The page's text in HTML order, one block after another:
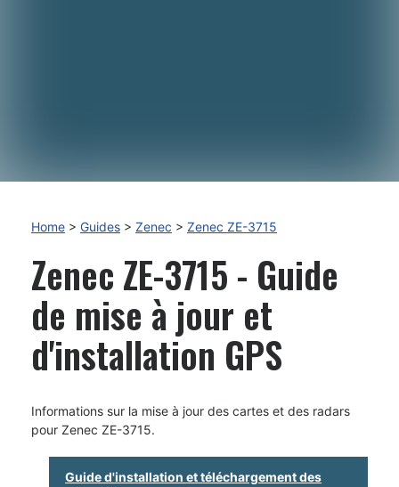
Home > Guides > Zenec > Zenec ZE-3715
Zenec ZE-3715 - Guide
de mise à jour et
d'installation GPS
Informations sur la mise à jour des cartes et des radars
pour Zenec ZE-3715.
Guide d'installation et téléchargement des